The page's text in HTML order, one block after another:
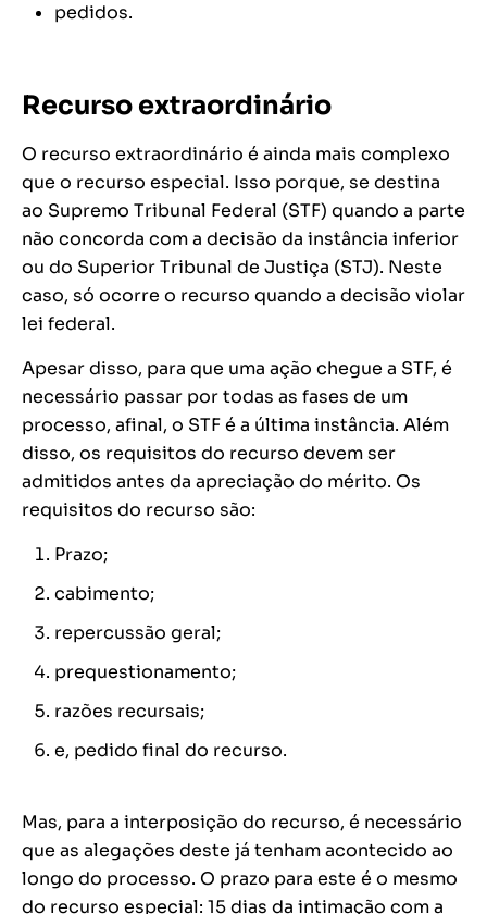
pedidos.
Recurso extraordinário
O recurso extraordinário é ainda mais complexo
que o recurso especial. Isso porque, se destina
ao Supremo Tribunal Federal (STF) quando a parte
não concorda com a decisão da instância inferior
ou do Superior Tribunal de Justiça (STJ). Neste
caso, só ocorre o recurso quando a decisão violar
lei federal.
Apesar disso, para que uma ação chegue a STF, é
necessário passar por todas as fases de um
processo, afinal, o STF é a última instância. Além
disso, os requisitos do recurso devem ser
admitidos antes da apreciação do mérito. Os
requisitos do recurso são:
Prazo;
cabimento;
repercussão geral;
prequestionamento;
razões recursais;
e, pedido final do recurso.
Mas, para a interposição do recurso, é necessário
que as alegações deste já tenham acontecido ao
longo do processo. O prazo para este é o mesmo
do recurso especial: 15 dias da intimação com a